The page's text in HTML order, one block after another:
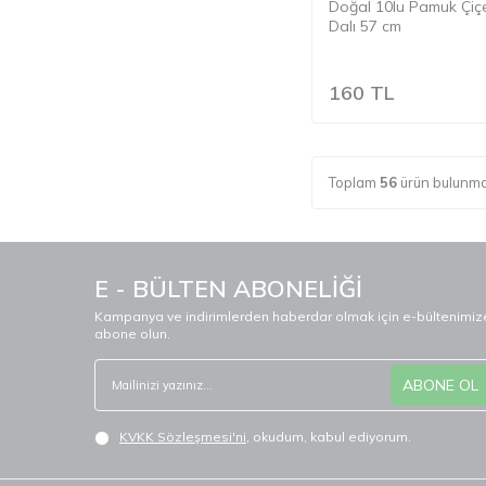
Doğal 10lu Pamuk
Dalı 57 cm
160 TL
Toplam 56 ürün
E - BÜLTEN ABONELİĞİ
Kampanya ve indirimlerden haberdar olmak için e-
abone olun.
ABONE OL
KVKK Sözleşmesi'ni, okudum, kabul ediyorum.